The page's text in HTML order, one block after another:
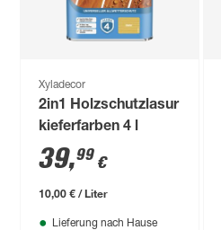
Xyladecor
2in1 Holzschutzlasur
kieferfarben 4 l
39,99 €
10,00 € / Liter
Lieferung nach Hause